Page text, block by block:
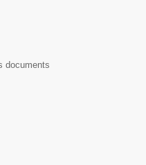
documents